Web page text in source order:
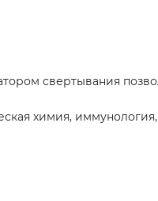
свертывания
химия,